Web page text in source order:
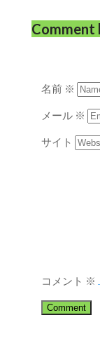
Comment
名前 ※
メール ※
サイト
コメント ※